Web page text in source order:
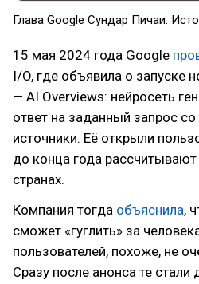
Глава Google Сундар Пичаи.
15 мая 2024 года Google
I/O, где объявила о запуске
— AI Overviews: нейросеть
ответ на заданный запрос
источники. Её открыли
до конца года рассчитывают
странах.
Компания тогда объяснила,
сможет «гуглить» за
пользователей, похоже, не
Сразу после анонса те стали